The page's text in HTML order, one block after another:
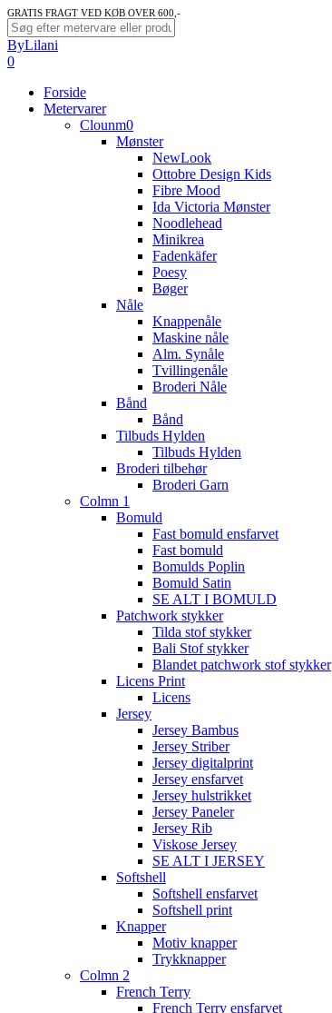
Skip
to
main
content
GRATIS FRAGT VED KØB OVER 600,-
Close
Search
ByLilani
search
account
0
Forside
Metervarer
Clounm0
Mønster
NewLook
Ottobre Design Kids
Fibre Mood
Ida Victoria Mønster
Noodlehead
Minikrea
Fadenkäfer
Poesy
Bøger
Nåle
Knappenåle
Maskine nåle
Alm. Synåle
Tvillingenåle
Broderi Nåle
Bånd
Bånd
Tilbuds Hylden
Tilbuds Hylden
Broderi tilbehør
Broderi Garn
Colmn 1
Bomuld
Fast bomuld ensfarvet
Fast bomuld
Bomulds Poplin
Bomuld Satin
SE ALT I BOMULD
Patchwork stykker
Tilda stof stykker
Bali Stof stykker
Blandet patchwork stof stykker
Licens Print
Licens
Jersey
Jersey Bambus
Jersey Striber
Jersey digitalprint
Jersey ensfarvet
Jersey hulstrikket
Jersey Paneler
Jersey Rib
Viskose Jersey
SE ALT I JERSEY
Softshell
Softshell ensfarvet
Softshell print
Knapper
Motiv knapper
Trykknapper
Colmn 2
French Terry
French Terry ensfarvet